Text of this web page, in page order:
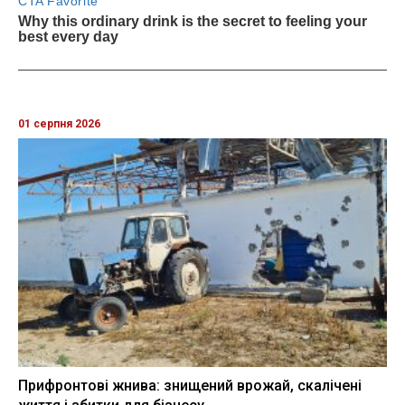
01 серпня 2026
Прифронтові жнива: знищений врожай, скалічені